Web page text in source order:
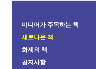
미디어가 주목하는 책
새로나온 책
화제의 책
공지사항